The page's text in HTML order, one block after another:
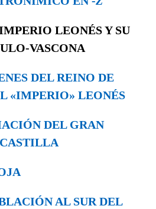
LEONÉS Y SU
VASCONA
DEL REINO DE
«IMPERIO» LEONÉS
DEL GRAN
AL SUR DEL